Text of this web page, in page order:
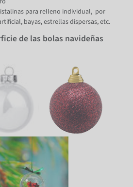
para relleno individual, por
bayas, estrellas dispersas, etc.
de las bolas navideñas